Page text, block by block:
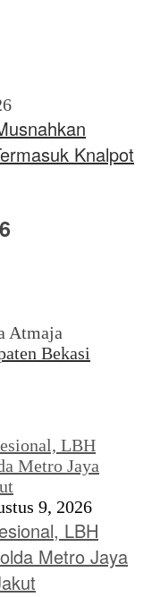
Knalpot
9, 2026
LBH
Metro Jaya